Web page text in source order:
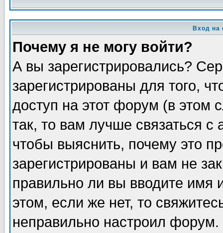
Вход на
Почему я не могу войти?
А вы зарегистрировались?
зарегистрированы для того,
доступ на этот форум (в этом
так, то вам лучше связаться
чтобы выяснить, почему это
зарегистрированы и вам не
правильно ли вы вводите
этом, если же нет, то
неправильно настроил форум.